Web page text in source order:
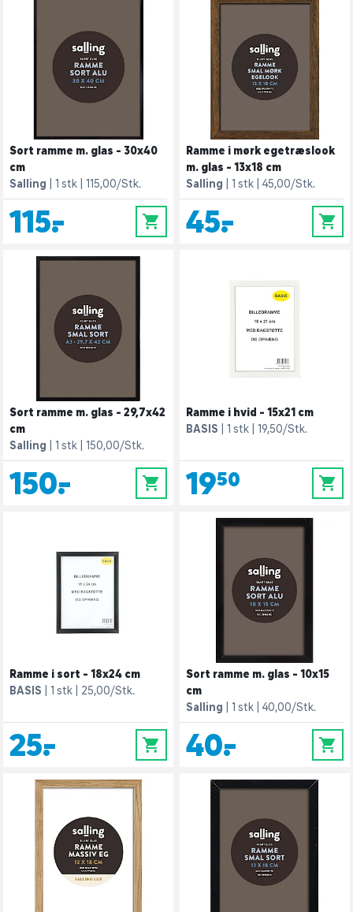
Sort ramme m. glas - 30x40
cm
Salling
1 stk 115,00/Stk.
115,- 0
Ramme i mørk egetræslook
m. glas - 13x18 cm
Salling
1 stk 45,00/Stk.
45,- 0
Sort ramme m. glas - 29,7x42
cm
Salling
1 stk 150,00/Stk.
150,- 0
Ramme i hvid - 15x21 cm
BASIS
1 stk 19,50/Stk.
19,50 0
Ramme i sort - 18x24 cm
BASIS
1 stk 25,00/Stk.
25,- 0
Sort ramme m. glas - 10x15
cm
Salling
1 stk 40,00/Stk.
40,- 0